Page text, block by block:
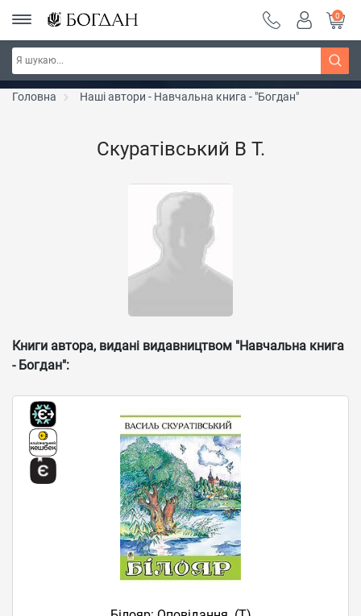
РОЗПРОДАЖ ~ 150 грн ~ 200 грн ~ 250 грн ~
300 грн ~ РОЗПРОДАЖ
Дізнатись більше
0
Головна Наші автори - Навчальна книга - "Богдан"
Скуратівський В Т.
Книги автора, видані видавництвом "Навчальна книга
- Богдан":